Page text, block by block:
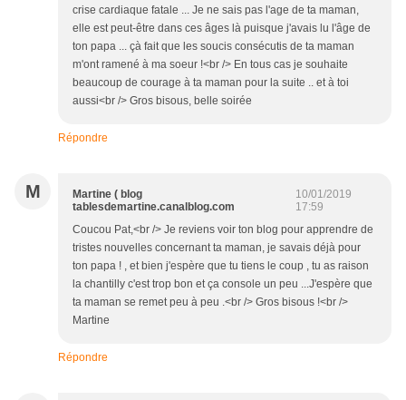
crise cardiaque fatale ... Je ne sais pas l'age de ta maman,
elle est peut-être dans ces âges là puisque j'avais lu l'âge de
ton papa ... çà fait que les soucis consécutis de ta maman
m'ont ramené à ma soeur !<br /> En tous cas je souhaite
beaucoup de courage à ta maman pour la suite .. et à toi
aussi<br /> Gros bisous, belle soirée
Répondre
M
Martine ( blog
tablesdemartine.canalblog.com
10/01/2019
17:59
Coucou Pat,<br /> Je reviens voir ton blog pour apprendre de
tristes nouvelles concernant ta maman, je savais déjà pour
ton papa ! , et bien j'espère que tu tiens le coup , tu as raison
la chantilly c'est trop bon et ça console un peu ...J'espère que
ta maman se remet peu à peu .<br /> Gros bisous !<br />
Martine
Répondre